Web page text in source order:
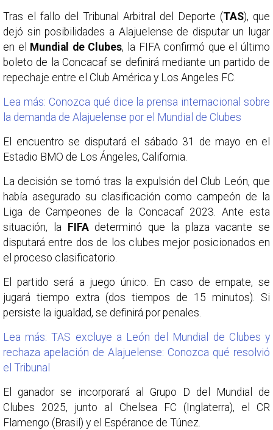
Tras el fallo del Tribunal Arbitral del Deporte (TAS), que
dejó sin posibilidades a Alajuelense de disputar un lugar
en el
Mundial de Clubes, la FIFA confirmó que el último
boleto de la Concacaf se definirá mediante un partido de
repechaje entre el Club América y Los Angeles FC.
Lea más: Conozca qué dice la prensa internacional sobre
la demanda de Alajuelense por el Mundial de Clubes
El encuentro se disputará el sábado 31 de mayo en el
Estadio BMO de Los Ángeles, California.
La decisión se tomó tras la expulsión del Club León, que
había asegurado su clasificación como campeón de la
Liga de Campeones de la Concacaf 2023. Ante esta
situación, la
FIFAdeterminó que la plaza vacante se
disputará entre dos de los clubes mejor posicionados en
el proceso clasificatorio.
El partido será a juego único. En caso de empate, se
jugará tiempo extra (dos tiempos de 15 minutos). Si
persiste la igualdad, se definirá por penales.
Lea más: TAS excluye a León del Mundial de Clubes y
rechaza apelación de Alajuelense: Conozca qué resolvió
el Tribunal
El ganador se incorporará al Grupo D del Mundial de
Clubes 2025, junto al Chelsea FC (Inglaterra), el CR
Flamengo (Brasil) y el Espérance de Túnez.